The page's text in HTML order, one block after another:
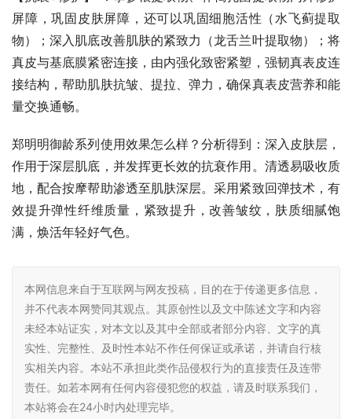
屏障，巩固皮肤屏障，还可以巩固细胞活性（水飞蓟提取
物）；深入肌底改善肌肤的紧致力（龙舌兰叶提取物）；将
真皮与基底膜紧密连接，由内强化致密紧塑，强韧真表皮连
接结构，帮助肌肤抗皱、提拉、弹力，确保真表皮营养和能
量交换通畅。
郑明明御龄系列使用效果怎么样？分析得到：深入皮肤层，
作用于深层肌底，并发挥更长效的抗衰作用。清透易吸收质
地，配合按摩帮助渗透至肌肤深层。采用紧致回弹技术，有
效提升弹性纤维质量，紧致提升，改善皱纹，肤质细腻饱
满，焕活年轻好气色。
本网信息来自于互联网与网友投稿，目的在于传递更多信息，
并不代表本网赞同其观点。其原创性以及文中陈述文字和内容
未经本站证实，对本文以及其中全部或者部分内容、文字的真
实性、完整性、及时性本站不作任何保证或承诺，并请自行核
实相关内容。本站不承担此类作品侵权行为的直接责任及连带
责任。如若本网有任何内容侵犯您的权益，请及时联系我们，
本站将会在24小时内处理完毕。